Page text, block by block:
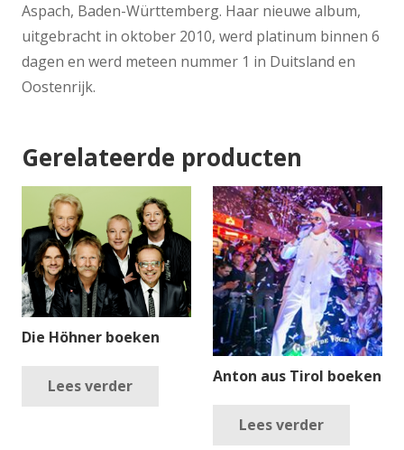
Aspach, Baden-Württemberg. Haar nieuwe album,
uitgebracht in oktober 2010, werd platinum binnen 6
dagen en werd meteen nummer 1 in Duitsland en
Oostenrijk.
Gerelateerde producten
Die Höhner boeken
Lees verder
Anton aus Tirol boeken
Lees verder